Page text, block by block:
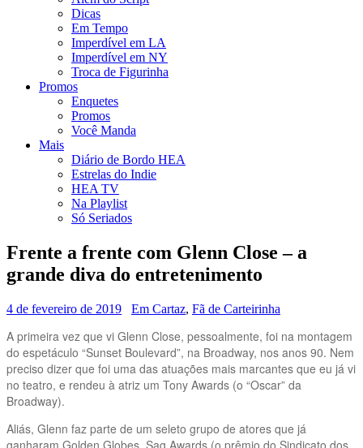
Dicas
Em Tempo
Imperdível em LA
Imperdível em NY
Troca de Figurinha
Promos
Enquetes
Promos
Você Manda
Mais
Diário de Bordo HEA
Estrelas do Indie
HEA TV
Na Playlist
Só Seriados
Frente a frente com Glenn Close – a
grande diva do entretenimento
4 de fevereiro de 2019 Em Cartaz, Fã de Carteirinha
A primeira vez que vi Glenn Close, pessoalmente, foi na montagem
do espetáculo “Sunset Boulevard”, na Broadway, nos anos 90. Nem
preciso dizer que foi uma das atuações mais marcantes que eu já vi
no teatro, e rendeu à atriz um Tony Awards (o “Oscar” da
Broadway).
Aliás, Glenn faz parte de um seleto grupo de atores que já
ganharam Golden Globes, Sag Awards (o prêmio do Sindicato dos